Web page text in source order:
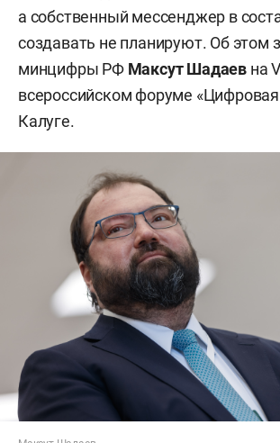
а собственный мессенджер в
создавать не планируют. Об этом
минцифры РФ Максут Шадаев на
всероссийском форуме
Калуге.